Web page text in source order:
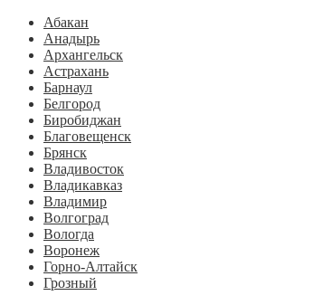
Абакан
Анадырь
Архангельск
Астрахань
Барнаул
Белгород
Биробиджан
Благовещенск
Брянск
Владивосток
Владикавказ
Владимир
Волгоград
Вологда
Воронеж
Горно-Алтайск
Грозный